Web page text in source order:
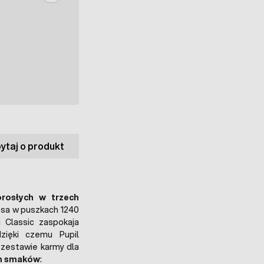
o produkt
w trzech
w puszkach 1240
zaspokaja
czemu Pupil
karmy dla
smaków: